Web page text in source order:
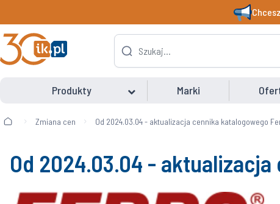
Produkty Marki
Zmiana cen Od 2024.03.04 - aktualizacja cennika katalogowego
Od 2024.03.04 -